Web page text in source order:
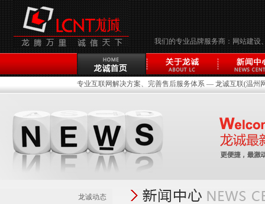
我们的专业品牌服务商：网站建设
专业互联网解决方案、完善售后服务体系 — 龙诚互联(温州
龙诚动态